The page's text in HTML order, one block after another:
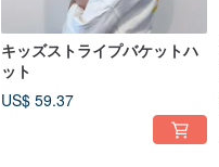
キッズストライプバケットハ
ット
US$ 59.37